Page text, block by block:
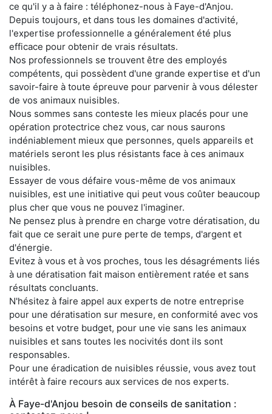
ce qu'il y a à faire : téléphonez-nous à Faye-d'Anjou.
Depuis toujours, et dans tous les domaines d'activité,
l'expertise professionnelle a généralement été plus
efficace pour obtenir de vrais résultats.
Nos professionnels se trouvent être des employés
compétents, qui possèdent d'une grande expertise et d'un
savoir-faire à toute épreuve pour parvenir à vous délester
de vos animaux nuisibles.
Nous sommes sans conteste les mieux placés pour une
opération protectrice chez vous, car nous saurons
indéniablement mieux que personnes, quels appareils et
matériels seront les plus résistants face à ces animaux
nuisibles.
Essayer de vous défaire vous-même de vos animaux
nuisibles, est une initiative qui peut vous coûter beaucoup
plus cher que vous ne pouvez l'imaginer.
Ne pensez plus à prendre en charge votre dératisation, du
fait que ce serait une pure perte de temps, d'argent et
d'énergie.
Evitez à vous et à vos proches, tous les désagréments liés
à une dératisation fait maison entièrement ratée et sans
résultats concluants.
N'hésitez à faire appel aux experts de notre entreprise
pour une dératisation sur mesure, en conformité avec vos
besoins et votre budget, pour une vie sans les animaux
nuisibles et sans toutes les nocivités dont ils sont
responsables.
Pour une éradication de nuisibles réussie, vous avez tout
intérêt à faire recours aux services de nos experts.
À Faye-d'Anjou besoin de conseils de sanitation :